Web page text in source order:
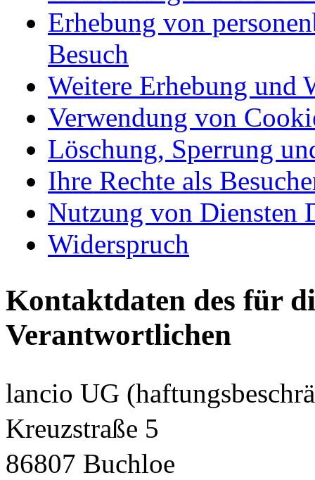
Erhebung von
Besuch
Weitere Erhebung und
Verwendung von
Löschung, Sperrung
Ihre Rechte als
Nutzung von Diensten
Widerspruch
Kontaktdaten des für
Verantwortlichen
lancio UG
Kreuzstraße 5
86807 Buchloe